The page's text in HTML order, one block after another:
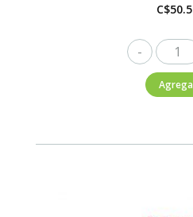
C$
Carozzi
Fusilli